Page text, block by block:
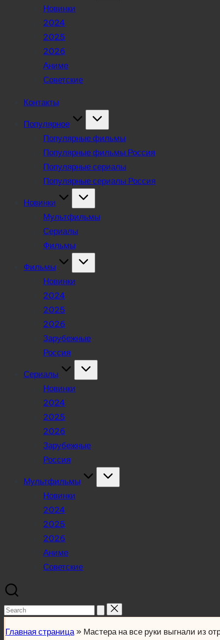
Новинки
2024
2025
2026
Аниме
Советские
Контакты
Популярное
Популярные фильмы
Популярные фильмы Россия
Популярные сериалы
Популярные сериалы Россия
Новинки
Мультфильмы
Сериалы
Фильмы
Фильмы
Новинки
2024
2025
2026
Зарубежные
Россия
Сериалы
Новинки
2024
2025
2026
Зарубежные
Россия
Мультфильмы
Новинки
2024
2025
2026
Аниме
Советские
Search
Главная страница» Мастера на все руки выгнали из